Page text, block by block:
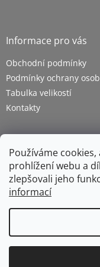
Používáme
prohlížení webu a
zlepšovali jeho
informací
Informace pro vás
Obchodní podmínky
Podmínky ochrany
Tabulka velikostí
Kontakty
Copyright 2026
práva